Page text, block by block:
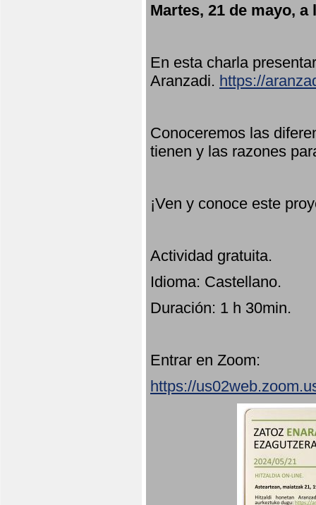
Martes, 21 de mayo, a
En esta charla
Aranzadi. https://
Conoceremos las
tienen y las razones
¡Ven y conoce este
Actividad gratuita.
Idioma: Castellano.
Duración: 1 h 30min.
Entrar en Zoom:
https://